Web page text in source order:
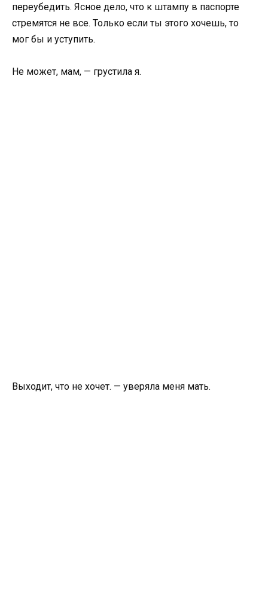
переубедить. Ясное дело, что к штампу в паспорте
стремятся не все. Только если ты этого хочешь, то
мог бы и уступить.
Не может, мам, — грустила я.
Выходит, что не хочет. — уверяла меня мать.